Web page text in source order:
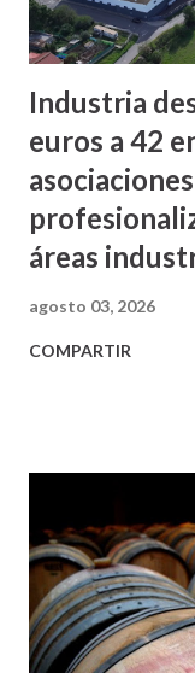
Industria
euros a 42
áreas
agosto 03, 2026
COMPARTIR